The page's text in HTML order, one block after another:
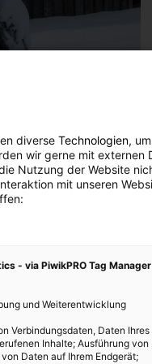
Winter rüsten
ELISABETH DEMETER
zu beachten, wenn wir
leben?
diverse Technologien,
wir gerne mit externen
Nutzung der Website
mit unseren
- via PiwikPRO Tag Manager
und Weiterentwicklung
Verbindungsdaten, Daten Ihres
Inhalte; Ausführung von
Daten auf Ihrem Endgerät;